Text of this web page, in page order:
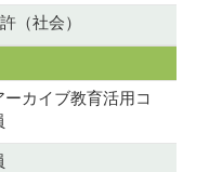
（社会）
カイブ教育活用コ